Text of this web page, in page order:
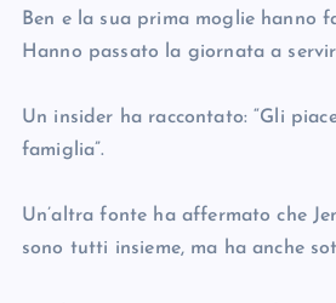
Ben e la sua prima moglie hanno
Hanno passato la giornata a
Un insider ha raccontato: “Gli
famiglia”.
Un’altra fonte ha affermato che
sono tutti insieme, ma ha anche